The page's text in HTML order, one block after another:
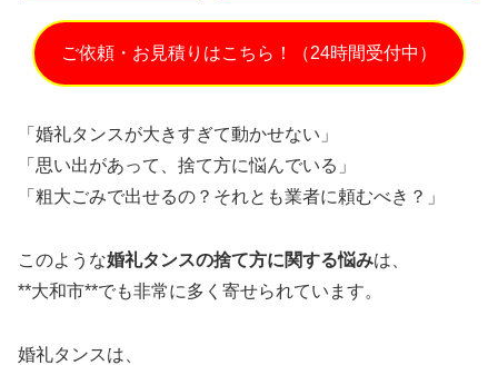
ご依頼・お見積りはこちら！（24時間受付中）
「婚礼タンスが大きすぎて動かせない」
「思い出があって、捨て方に悩んでいる」
「粗大ごみで出せるの？それとも業者に頼むべき？」
このような婚礼タンスの捨て方に関する悩みは、
**大和市**でも非常に多く寄せられています。
婚礼タンスは、